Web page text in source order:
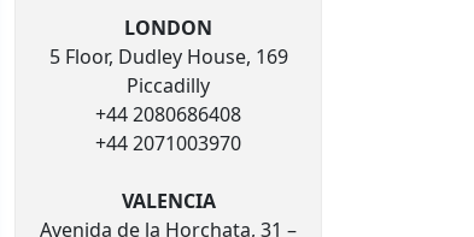
LONDON
5 Floor, Dudley House, 169
Piccadilly
+44 2080686408
+44 2071003970
VALENCIA
Avenida de la Horchata, 31 –